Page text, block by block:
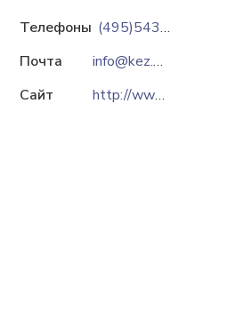
Телефоны
(495)543-53-28
Почта
info@kez.su
Сайт
http://www.kez.su